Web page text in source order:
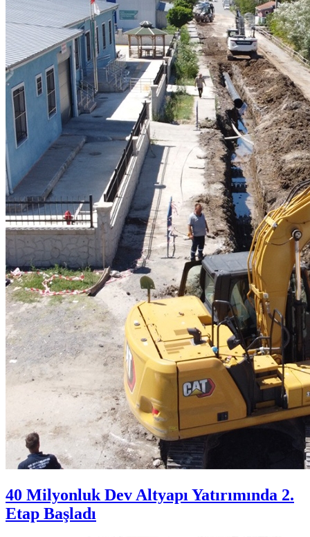
40 Milyonluk Dev Altyapı Yatırımında 2.
Etap Başladı